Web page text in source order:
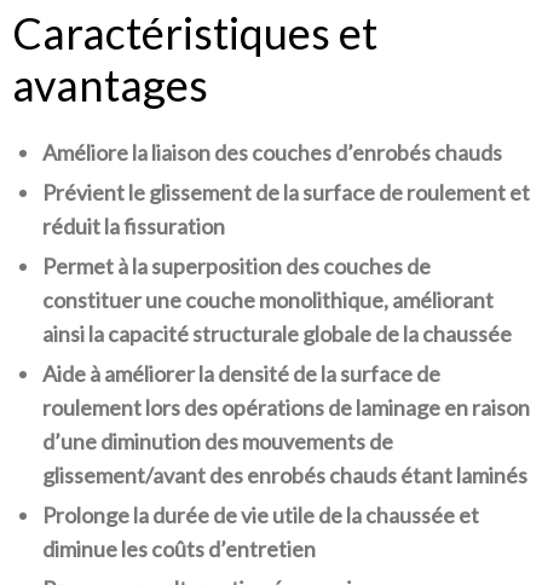
Caractéristiques et
avantages
Améliore la liaison des couches d’enrobés chauds
Prévient le glissement de la surface de roulement et
réduit la fissuration
Permet à la superposition des couches de
constituer une couche monolithique, améliorant
ainsi la capacité structurale globale de la chaussée
Aide à améliorer la densité de la surface de
roulement lors des opérations de laminage en raison
d’une diminution des mouvements de
glissement/avant des enrobés chauds étant laminés
Prolonge la durée de vie utile de la chaussée et
diminue les coûts d’entretien